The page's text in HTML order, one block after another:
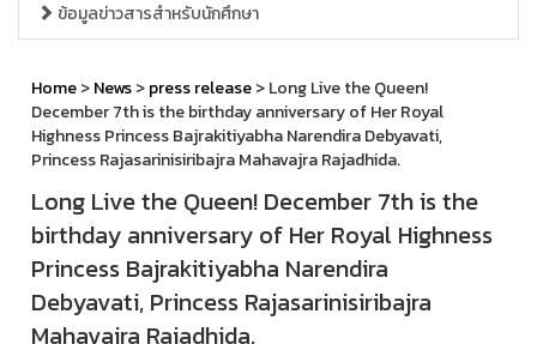
ข้อมูลข่าวสารสำหรับนักศึกษา
Home>News>press release> Long Live the Queen!
December 7th is the birthday anniversary of Her Royal
Highness Princess Bajrakitiyabha Narendira Debyavati,
Princess Rajasarinisiribajra Mahavajra Rajadhida.
Long Live the Queen! December 7th is the
birthday anniversary of Her Royal Highness
Princess Bajrakitiyabha Narendira
Debyavati, Princess Rajasarinisiribajra
Mahavajra Rajadhida.